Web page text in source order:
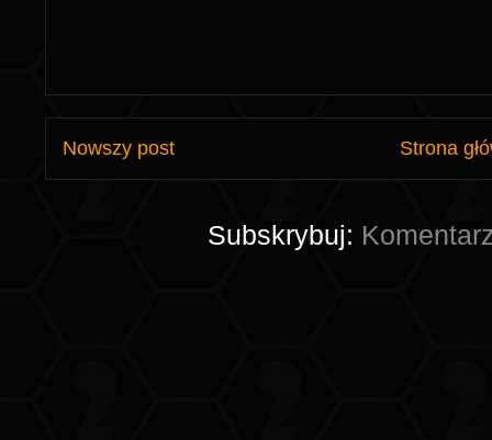
Nowszy post Strona
Subskrybuj: